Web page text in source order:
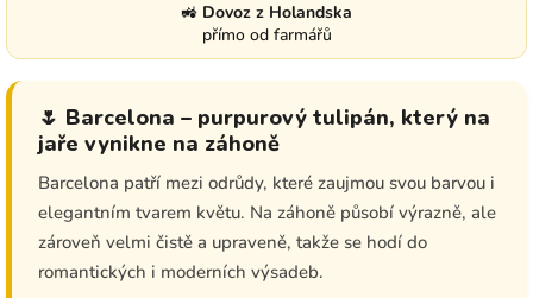
🚜 Dovoz z Holandska
přímo od farmářů
🌷 Barcelona – purpurový tulipán, který na
jaře vynikne na záhoně
Barcelona patří mezi odrůdy, které zaujmou svou barvou i
elegantním tvarem květu. Na záhoně působí výrazně, ale
zároveň velmi čistě a upraveně, takže se hodí do
romantických i moderních výsadeb.